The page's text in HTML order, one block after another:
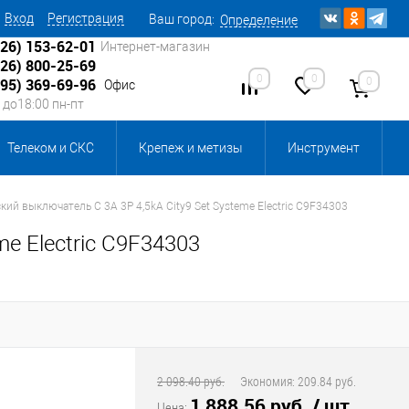
Вход Регистрация Ваш город: Определение
153-62-01 Интернет-магазин
800-25-69
369-69-96 Офис
до18:00 пн-пт
0 0 0
Телеком и СКС Крепеж и метизы Инструмент
Источники питания Кабеленесущие системы
и комплектующие, бытовая химия
выключатель C 3A 3P 4,5kA City9 Set Systeme Electric C9F34303
Electric C9F34303
2 098.40 руб. Экономия: 209.84 руб.